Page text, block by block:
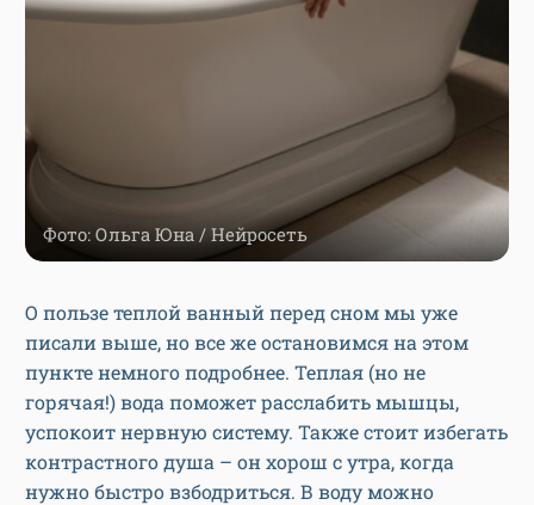
Фото: Ольга Юна / Нейросеть
О пользе теплой ванный перед сном мы уже
писали выше, но все же остановимся на этом
пункте немного подробнее. Теплая (но не
горячая!) вода поможет расслабить мышцы,
успокоит нервную систему. Также стоит избегать
контрастного душа – он хорош с утра, когда
нужно быстро взбодриться. В воду можно